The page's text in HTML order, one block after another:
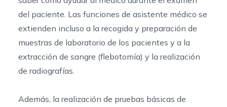
del paciente. Las funciones de asistente médico se
extienden incluso a la recogida y preparación de
muestras de laboratorio de los pacientes y a la
extracción de sangre (flebotomía) y la realización
de radiografías.
Además, la realización de pruebas básicas de